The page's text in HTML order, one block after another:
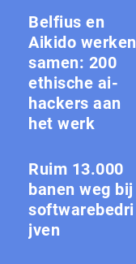
Belfius en
Aikido werken
samen: 200
ethische ai-
hackers aan
het werk
Ruim 13.000
banen weg bij
softwarebedri
jven